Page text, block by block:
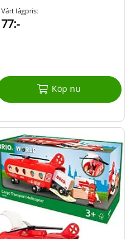
Vårt lågpris:
77:-
Köp nu